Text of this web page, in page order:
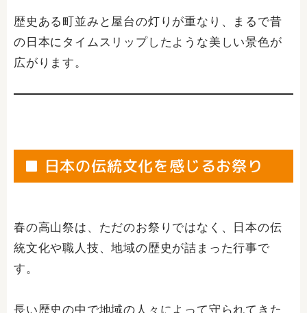
歴史ある町並みと屋台の灯りが重なり、まるで昔
の日本にタイムスリップしたような美しい景色が
広がります。
■ 日本の伝統文化を感じるお祭り
春の高山祭は、ただのお祭りではなく、日本の伝
統文化や職人技、地域の歴史が詰まった行事で
す。
長い歴史の中で地域の人々によって守られてきた